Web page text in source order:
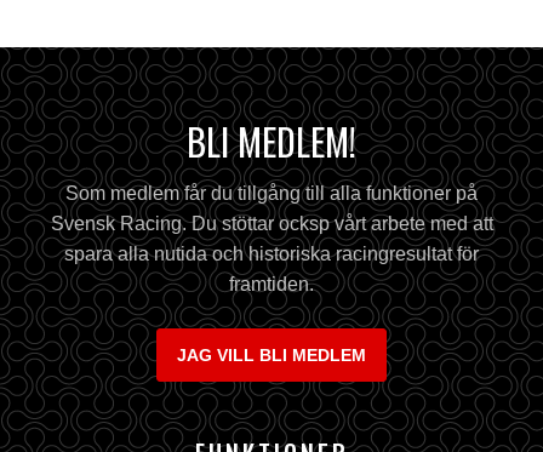
BLI MEDLEM!
Som medlem får du tillgång till alla funktioner på
Svensk Racing. Du stöttar ocksp vårt arbete med att
spara alla nutida och historiska racingresultat för
framtiden.
JAG VILL BLI MEDLEM